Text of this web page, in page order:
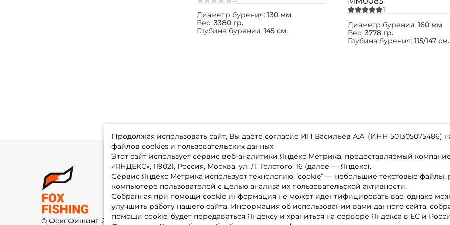
Диаметр бурения: 130 мм
Вес: 3380 гр.
Глубина бурения: 145 см.
Диаметр бурения: 160 мм
Вес: 3778 гр.
Глубина бурения: 115/147 см.
Продолжая использовать сайт, Вы даете согласие ИП Васильев А.А. (ИНН 501305075486)
файлов cookies и пользовательских данных.
Этот сайт использует сервис веб-аналитики Яндекс Метрика, предоставляемый
«ЯНДЕКС», 119021, Россия, Москва, ул. Л. Толстого, 16 (далее — Яндекс).
Сервис Яндекс Метрика использует технологию “cookie” — небольшие текстовые
компьютере пользователей с целью анализа их пользовательской активности.
Собранная при помощи cookie информация не может идентифицировать вас, однако
улучшить работу нашего сайта. Информация об использовании вами данного сайта,
помощи cookie, будет передаваться Яндексу и храниться на сервере Яндекса в ЕС и
© ФоксФишинг, 2009-2026
О магазине
Доставка
Оплата
Fox-bonus
Гуру
Контакты
Политика обработки ПД
Каталог товаров
Акции
Новинки
Бренды
Партнерская программа